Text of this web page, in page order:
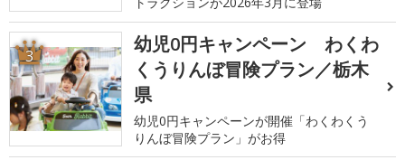
3
幼児0円キャンペーン わくわ
くうりんぼ冒険プラン／栃木
県
幼児0円キャンペーンが開催「わくわくう
りんぼ冒険プラン」がお得